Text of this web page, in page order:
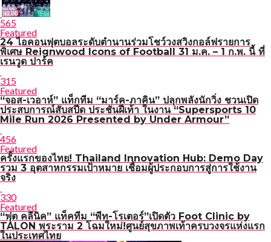
565
Featured
24 ไอคอนฟุตบอลระดับตำนานร่วมโชว์วงสวิงกอล์ฟรายการ
พิเศษ Reignwood Icons of Football 31 ม.ค. – 1 ก.พ. นี้ ที่
เรนวูด ปาร์ค
315
Featured
“จอส-เวอาห์” แท็กทีม “มาร์ค-ภาคิน” ปลุกพลังนักวิ่ง ชวนเปิด
ประสบการณ์สับสปีด ประชันฝีเท้า ในงาน “Supersports 10
Mile Run 2026 Presented by Under Armour”
456
Featured
ครั้งแรกของไทย! Thailand Innovation Hub: Demo Day
รวม 3 อุตสาหกรรมเป้าหมาย เชื่อมผู้ประกอบการสู่การใช้งาน
จริง
330
Featured
“ฟุต คลีนิค” แท็คทีม “พีท-โรเตอร์”เปิดตัว Foot Clinic by
TALON พระราม 2 โฉมใหม่!ศูนย์สุขภาพเท้าครบวงจรแห่งแรก
ในประเทศไทย